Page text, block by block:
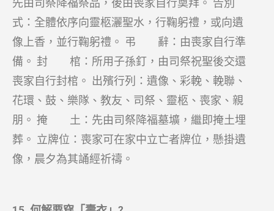
先由司祭降福祭品，後由喪家自行奠拜。 告別
式：全體依序向靈柩灑聖水，行鞠躬禮，或向遺
像上香，並行鞠躬禮。 弔 辭：由喪家自行準
備。 封 棺：所用子孫釘，由司祭祝聖後交還
喪家自行封棺。 出殯行列：遺像、彩輓、輓聯、
花環、鼓、樂隊、教友、司祭、靈柩、喪家、親
朋。 掩 土：先由司祭降福墓壙，繼即掩土埋
葬。 立牌位：喪家可在家中立亡者牌位，懸掛遺
像，晨夕為其誦經祈禱。